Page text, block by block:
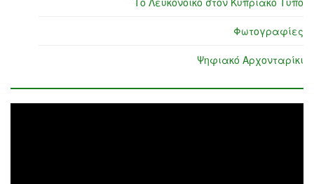
Φωτογραφίες
Ψηφιακό Αρχονταρίκι